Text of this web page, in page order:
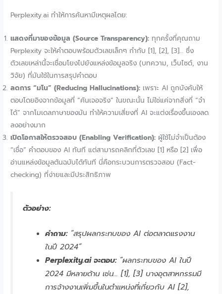
Perplexity.ai ทำให้การค้นหามีเหตุผลโดย:
แสดงที่มาของข้อมูล (Source Transparency): ทุกครั้งที่คุณถาม
Perplexity จะให้คำตอบพร้อมตัวเลขเล็กๆ กำกับ [1], [2], [3]… ซึ่ง
ตัวเลขเหล่านี้จะเชื่อมโยงไปยังแหล่งข้อมูลจริง (บทความ, เว็บไซต์, งาน
วิจัย) ที่มันใช้ในการสรุปคำตอบ
ลดการ “มโน” (Reducing Hallucinations): เพราะ AI ถูกบังคับให้
ตอบโดยอิงจากข้อมูลที่ “ค้นเจอจริง” ในขณะนั้น ไม่ใช่แค่จากสิ่งที่ “จำ
ได้” จากโมเดลภาษาของมัน ทำให้ความเสี่ยงที่ AI จะแต่งเรื่องขึ้นเองลด
ลงอย่างมาก
เปิดโอกาสให้ตรวจสอบ (Enabling Verification): ผู้ใช้ไม่จำเป็นต้อง
“เชื่อ” คำตอบของ AI ทันที แต่สามารถคลิกที่ตัวเลข [1] หรือ [2] เพื่อ
อ่านแหล่งข้อมูลต้นฉบับได้ทันที นี่คือกระบวนการตรวจสอบ (Fact-
checking) ที่ง่ายและมีประสิทธิภาพ
ตัวอย่าง:
คำถาม:“สรุปผลกระทบของ AI ต่อตลาดแรงงาน
ในปี 2024”
Perplexity.ai จะตอบ:“ผลกระทบของ AI ในปี
2024 มีหลายด้าน เช่น… [1], [3] บางอุตสาหกรรมมี
การจ้างงานเพิ่มขึ้นในตำแหน่งที่เกี่ยวกับ AI [2],